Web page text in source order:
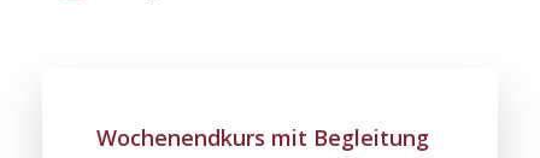
Wochenendkurs mit Begleitung